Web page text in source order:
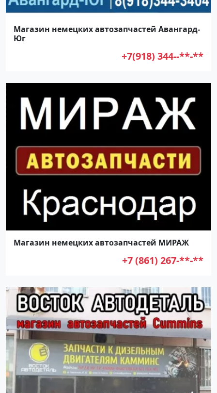
Магазин немецких автозапчастей Авангард-
Юг
+7(918) 344--**-**
Магазин немецких автозапчастей МИРАЖ
+7 (861) 267-**-**